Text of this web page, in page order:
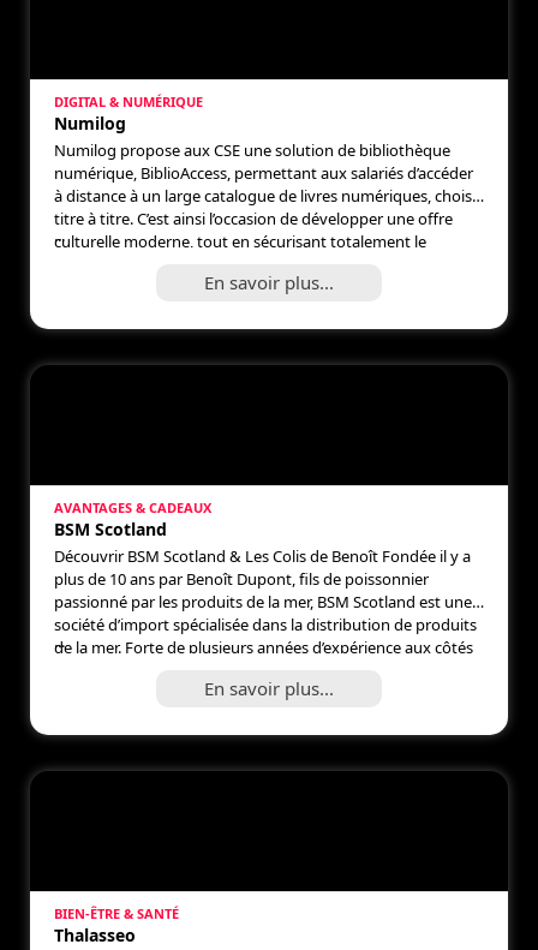
DIGITAL & NUMÉRIQUE
Numilog
Numilog propose aux CSE une solution de bibliothèque
numérique, BiblioAccess, permettant aux salariés d’accéder
à distance à un large catalogue de livres numériques, choisis
titre à titre. C’est ainsi l’occasion de développer une offre
culturelle moderne, tout en sécurisant totalement le
...
En savoir plus...
AVANTAGES & CADEAUX
BSM Scotland
Découvrir BSM Scotland & Les Colis de Benoît Fondée il y a
plus de 10 ans par Benoît Dupont, fils de poissonnier
passionné par les produits de la mer, BSM Scotland est une
société d’import spécialisée dans la distribution de produits
de la mer. Forte de plusieurs années d’expérience aux côtés
...
En savoir plus...
BIEN-ÊTRE & SANTÉ
Thalasseo